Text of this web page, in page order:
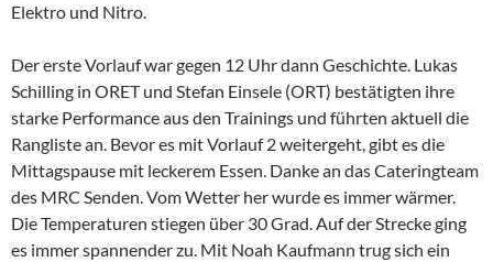
Elektro und Nitro.
Der erste Vorlauf war gegen 12 Uhr dann Geschichte. Lukas
Schilling in ORET und Stefan Einsele (ORT) bestätigten ihre
starke Performance aus den Trainings und führten aktuell die
Rangliste an. Bevor es mit Vorlauf 2 weitergeht, gibt es die
Mittagspause mit leckerem Essen. Danke an das Cateringteam
des MRC Senden. Vom Wetter her wurde es immer wärmer.
Die Temperaturen stiegen über 30 Grad. Auf der Strecke ging
es immer spannender zu. Mit Noah Kaufmann trug sich ein